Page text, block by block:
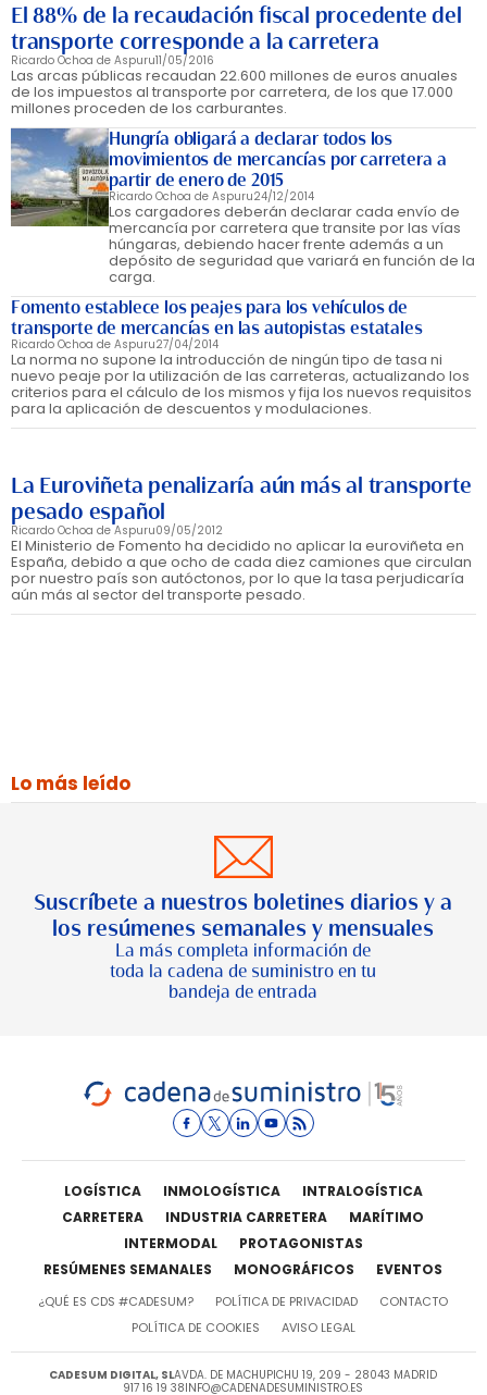
El 88% de la recaudación fiscal procedente del
transporte corresponde a la carretera
Ricardo Ochoa de Aspuru11/05/2016
Las arcas públicas recaudan 22.600 millones de euros anuales
de los impuestos al transporte por carretera, de los que 17.000
millones proceden de los carburantes.
Hungría obligará a declarar todos los
movimientos de mercancías por carretera a
partir de enero de 2015
Ricardo Ochoa de Aspuru24/12/2014
Los cargadores deberán declarar cada envío de
mercancía por carretera que transite por las vías
húngaras, debiendo hacer frente además a un
depósito de seguridad que variará en función de la
carga.
Fomento establece los peajes para los vehículos de
transporte de mercancías en las autopistas estatales
Ricardo Ochoa de Aspuru27/04/2014
La norma no supone la introducción de ningún tipo de tasa ni
nuevo peaje por la utilización de las carreteras, actualizando los
criterios para el cálculo de los mismos y fija los nuevos requisitos
para la aplicación de descuentos y modulaciones.
La Euroviñeta penalizaría aún más al transporte
pesado español
Ricardo Ochoa de Aspuru09/05/2012
El Ministerio de Fomento ha decidido no aplicar la euroviñeta en
España, debido a que ocho de cada diez camiones que circulan
por nuestro país son autóctonos, por lo que la tasa perjudicaría
aún más al sector del transporte pesado.
Lo más leído
Suscríbete a nuestros boletines diarios y a
los resúmenes semanales y mensuales
La más completa información de
toda la cadena de suministro en tu
bandeja de entrada
LOGÍSTICA INMOLOGÍSTICA
INTRALOGÍSTICA
CARRETERA
INDUSTRIA CARRETERA
MARÍTIMO
INTERMODAL
PROTAGONISTAS
RESÚMENES SEMANALES
MONOGRÁFICOS EVENTOS
¿QUÉ ES CDS #CADESUM? POLÍTICA DE PRIVACIDAD
CONTACTO
POLÍTICA DE COOKIES
AVISO LEGAL
CADESUM DIGITAL, SLAVDA. DE MACHUPICHU 19, 209 - 28043 MADRID
917 16 19 38INFO@CADENADESUMINISTRO.ES